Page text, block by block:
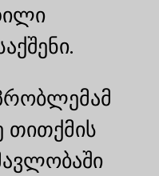
თითქმის